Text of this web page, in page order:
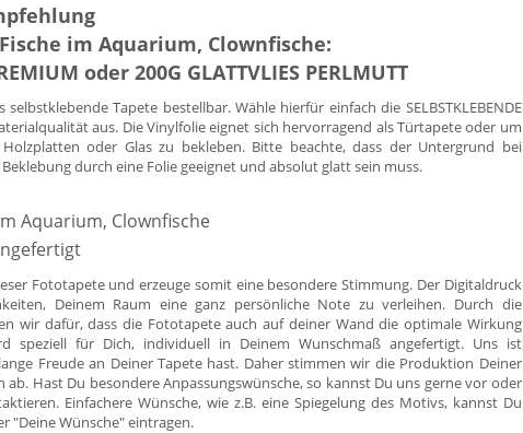
im Aquarium, Clownfische:
oder 200G GLATTVLIES PERLMUTT
Tapete bestellbar. Wähle hierfür einfach die SELBSTKLEBENDE
aus. Die Vinylfolie eignet sich hervorragend als Türtapete oder um
oder Glas zu bekleben. Bitte beachte, dass der Untergrund bei
durch eine Folie geeignet und absolut glatt sein muss.
Aquarium, Clownfische
Fototapete und erzeuge somit eine besondere Stimmung. Der Digitaldruck
Deinem Raum eine ganz persönliche Note zu verleihen. Durch die
wir dafür, dass die Fototapete auch auf deiner Wand die optimale Wirkung
speziell für Dich, individuell in Deinem Wunschmaß angefertigt. Uns ist
Freude an Deiner Tapete hast. Daher stimmen wir die Produktion Deiner
Hast Du besondere Anpassungswünsche, so kannst Du uns gerne vor oder
Einfachere Wünsche, wie z.B. eine Spiegelung des Motivs, kannst Du
"Deine Wünsche" eintragen.